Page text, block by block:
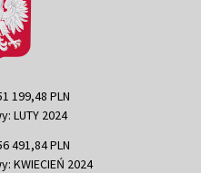
199,48 PLN
LUTY 2024
491,84 PLN
KWIECIEŃ 2024